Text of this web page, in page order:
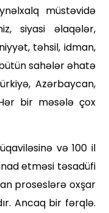
müstəvidə
siyasi əlaqələr,
təhsil, idman,
sahələr əhatə
Azərbaycan,
bir məsələ çox
və 100 il
etməsi təsadüfi
proseslərə oxşar
Ancaq bir fərqlə.